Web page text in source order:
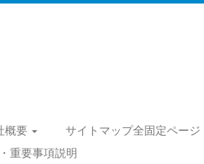
概要 サイトマップ全固定ページ
重要事項説明